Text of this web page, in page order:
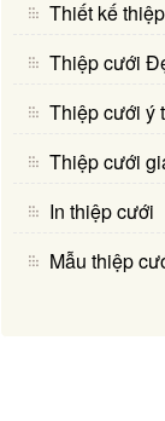
Thiết kế
Thiệp cưới
Thiệp cưới ý
Thiệp cưới
In thiệp cưới
Mẫu thiệp